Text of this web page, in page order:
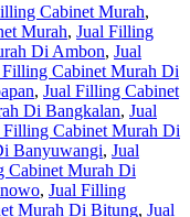
Cabinet Murah,
Murah, Jual Filling
Di Ambon, Jual
Filling Cabinet Murah Di
, Jual Filling Cabinet
Di Bangkalan, Jual
Filling Cabinet Murah Di
Banyuwangi, Jual
Cabinet Murah Di
, Jual Filling
Murah Di Bitung, Jual